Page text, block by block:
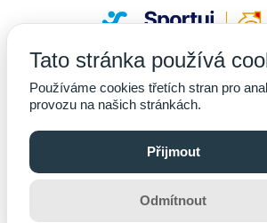
PROVOZOVÁNO NA SYSTÉMUYOKOADMIN-
Tato stránka používá
Používáme cookies třetích stran pro
provozu na našich stránkách.
Přijmout
Odmítnout